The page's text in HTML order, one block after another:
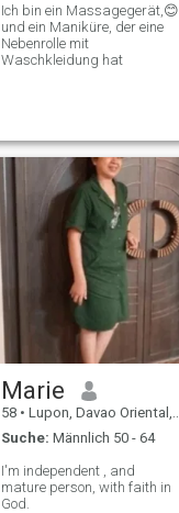
Ich bin ein Massagegerät,😊
und ein Maniküre, der eine
Nebenrolle mit
Waschkleidung hat
Marie
58 • Lupon, Davao Oriental, Philippinen
Suche: Männlich 50 - 64
I'm independent , and
mature person, with faith in
God.